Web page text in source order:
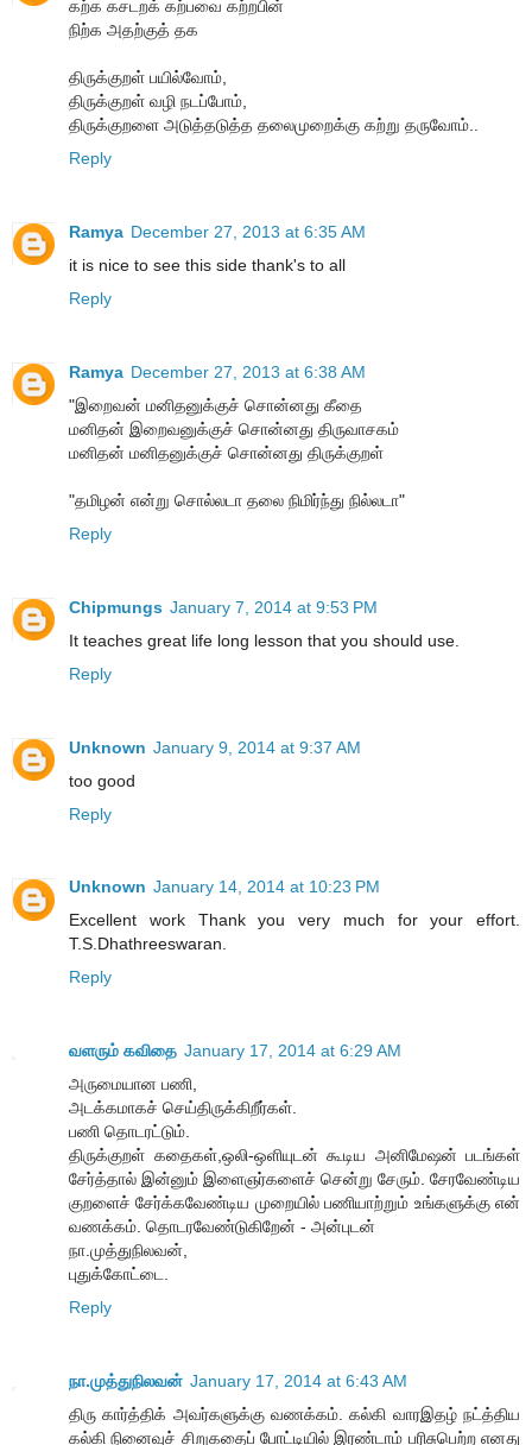
கற்க கசடறக் கற்பவை கற்றபின்
நிற்க அதற்குத் தக
திருக்குறள் பயில்வோம்,
திருக்குறள் வழி நடப்போம்,
திருக்குறளை அடுத்தடுத்த தலைமுறைக்கு கற்று தருவோம்..
Reply
Ramya December 27, 2013 at 6:35 AM
it is nice to see this side thank's to all
Reply
Ramya December 27, 2013 at 6:38 AM
"இறைவன் மனிதனுக்குச் சொன்னது கீதை
மனிதன் இறைவனுக்குச் சொன்னது திருவாசகம்
மனிதன் மனிதனுக்குச் சொன்னது திருக்குறள்
"தமிழன் என்று சொல்லடா தலை நிமிர்ந்து நில்லடா"
Reply
Chipmungs January 7, 2014 at 9:53 PM
It teaches great life long lesson that you should use.
Reply
Unknown January 9, 2014 at 9:37 AM
too good
Reply
Unknown January 14, 2014 at 10:23 PM
Excellent work Thank you very much for your effort.
T.S.Dhathreeswaran.
Reply
வளரும் கவிதை January 17, 2014 at 6:29 AM
அருமையான பணி,
அடக்கமாகச் செய்திருக்கிறீர்கள்.
பணி தொடரட்டும்.
திருக்குறள் கதைகள்,ஒலி-ஒளியுடன் கூடிய அனிமேஷன் படங்கள்
சேர்த்தால் இன்னும் இளைஞர்களைச் சென்று சேரும். சேரவேண்டிய
குறளைச் சேர்க்கவேண்டிய முறையில் பணியாற்றும் உங்களுக்கு என்
வணக்கம். தொடரவேண்டுகிறேன் - அன்புடன்
நா.முத்துநிலவன்,
புதுக்கோட்டை.
Reply
நா.முத்துநிலவன் January 17, 2014 at 6:43 AM
திரு கார்த்திக் அவர்களுக்கு வணக்கம். கல்கி வாரஇதழ் நட்த்திய
கல்கி நினைவுச் சிறுகதைப் போட்டியில் இரண்டாம் பரிசுபெற்ற எனது